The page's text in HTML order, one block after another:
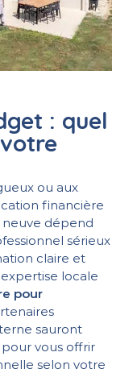
: quel
ou aux
financière
neuve dépend
sérieux
claire et
locale
pour
sauront
vous offrir
selon votre